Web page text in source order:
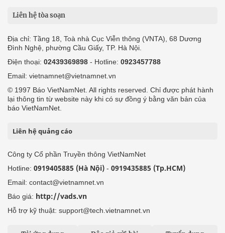
Liên hệ tòa soạn
Địa chỉ: Tầng 18, Toà nhà Cục Viễn thông (VNTA), 68 Dương
Đình Nghệ, phường Cầu Giấy, TP. Hà Nội.
Điện thoại: 02439369898 - Hotline: 0923457788
Email: vietnamnet@vietnamnet.vn
© 1997 Báo VietNamNet. All rights reserved. Chỉ được phát hành
lại thông tin từ website này khi có sự đồng ý bằng văn bản của
báo VietNamNet.
Liên hệ quảng cáo
Công ty Cổ phần Truyền thông VietNamNet
Hotline: 0919405885 (Hà Nội) - 0919435885 (Tp.HCM)
Email: contact@vietnamnet.vn
Báo giá: http://vads.vn
Hỗ trợ kỹ thuật: support@tech.vietnamnet.vn